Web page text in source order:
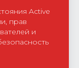
Active
прав
и